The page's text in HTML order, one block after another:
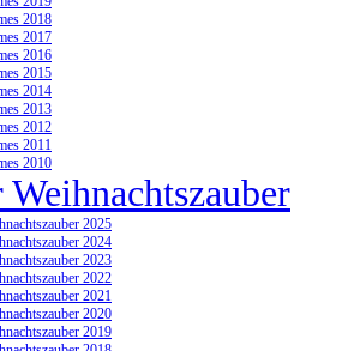
2018
2017
2016
2015
2014
2013
2012
2011
2010
Weihnachtszauber
2025
2024
2023
2022
2021
2020
2019